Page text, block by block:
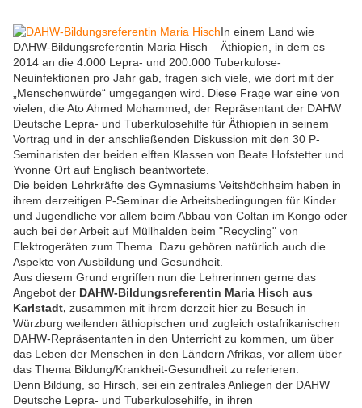
DAHW-Bildungsreferentin Maria Hisch
In einem Land wie
Äthiopien, in dem es
2014 an die 4.000 Lepra- und 200.000 Tuberkulose-
Neuinfektionen pro Jahr gab, fragen sich viele, wie dort mit der
„Menschenwürde“ umgegangen wird. Diese Frage war eine von
vielen, die Ato Ahmed Mohammed, der Repräsentant der DAHW
Deutsche Lepra- und Tuberkulosehilfe für Äthiopien in seinem
Vortrag und in der anschließenden Diskussion mit den 30 P-
Seminaristen der beiden elften Klassen von Beate Hofstetter und
Yvonne Ort auf Englisch beantwortete.
Die beiden Lehrkräfte des Gymnasiums Veitshöchheim haben in
ihrem derzeitigen P-Seminar die Arbeitsbedingungen für Kinder
und Jugendliche vor allem beim Abbau von Coltan im Kongo oder
auch bei der Arbeit auf Müllhalden beim "Recycling" von
Elektrogeräten zum Thema. Dazu gehören natürlich auch die
Aspekte von Ausbildung und Gesundheit.
Aus diesem Grund ergriffen nun die Lehrerinnen gerne das
Angebot der DAHW-Bildungsreferentin Maria Hisch aus
Karlstadt, zusammen mit ihrem derzeit hier zu Besuch in
Würzburg weilenden äthiopischen und zugleich ostafrikanischen
DAHW-Repräsentanten in den Unterricht zu kommen, um über
das Leben der Menschen in den Ländern Afrikas, vor allem über
das Thema Bildung/Krankheit-Gesundheit zu referieren.
Denn Bildung, so Hirsch, sei ein zentrales Anliegen der DAHW
Deutsche Lepra- und Tuberkulosehilfe, in ihren